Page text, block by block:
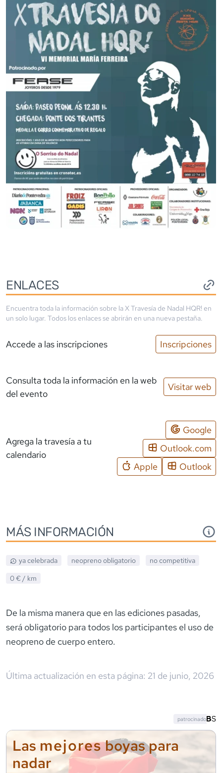
ENLACES
Encuentra toda la información sobre laX Travesía de Nadal HQR! en
un solo lugar. Todos los enlaces se abrirán en una nueva pestaña.
Accede a las inscripciones Inscripciones
Consulta toda la información en la web
del evento
Visitar web
Agrega la travesía a tu
calendario
Google
Outlook.com
Apple
Outlook
MÁS INFORMACIÓN
ya celebrada neoprenoobligatorio
no competitiva
0 € / km
De la misma manera que en las ediciones pasadas,
será obligatorio para todos los participantes el uso de
neopreno de cuerpo entero.
Última actualización en esta página: 21 de junio, 2026
Las mejoresboyas para
nadar
patrocinado